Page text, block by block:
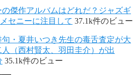
傑作アルバムはどれだ？ジャズギ
セニーに注目して 37.1k件のビュー
句・夏井いつき先生の毒舌査定が大
（西村賢太、羽田圭介）が出
35.1k件のビュー